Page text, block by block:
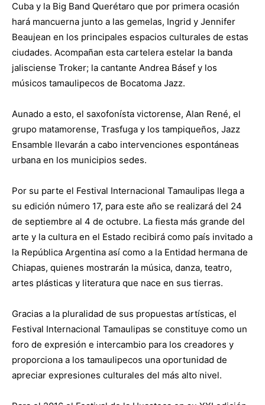
Cuba y la Big Band Querétaro que por primera ocasión
hará mancuerna junto a las gemelas, Ingrid y Jennifer
Beaujean en los principales espacios culturales de estas
ciudades. Acompañan esta cartelera estelar la banda
jalisciense Troker; la cantante Andrea Básef y los
músicos tamaulipecos de Bocatoma Jazz.
Aunado a esto, el saxofonísta victorense, Alan René, el
grupo matamorense, Trasfuga y los tampiqueños, Jazz
Ensamble llevarán a cabo intervenciones espontáneas
urbana en los municipios sedes.
Por su parte el Festival Internacional Tamaulipas llega a
su edición número 17, para este año se realizará del 24
de septiembre al 4 de octubre. La fiesta más grande del
arte y la cultura en el Estado recibirá como país invitado a
la República Argentina así como a la Entidad hermana de
Chiapas, quienes mostrarán la música, danza, teatro,
artes plásticas y literatura que nace en sus tierras.
Gracias a la pluralidad de sus propuestas artísticas, el
Festival Internacional Tamaulipas se constituye como un
foro de expresión e intercambio para los creadores y
proporciona a los tamaulipecos una oportunidad de
apreciar expresiones culturales del más alto nivel.